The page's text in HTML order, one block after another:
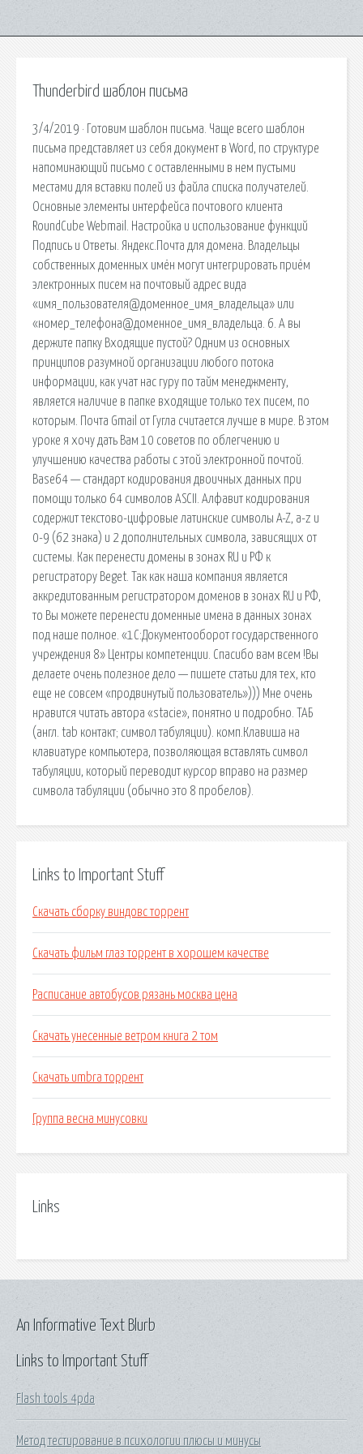
Thunderbird шаблон письма
3/4/2019 · Готовим шаблон письма. Чаще всего шаблон
письма представляет из себя документ в Word, по структуре
напоминающий письмо с оставленными в нем пустыми
местами для вставки полей из файла списка получателей.
Основные элементы интерфейса почтового клиента
RoundCube Webmail. Настройка и использование функций
Подпись и Ответы. Яндекс.Почта для домена. Владельцы
собственных доменных имён могут интегрировать приём
электронных писем на почтовый адрес вида
«имя_пользователя@доменное_имя_владельца» или
«номер_телефона@доменное_имя_владельца. 6. А вы
держите папку Входящие пустой? Одним из основных
принципов разумной организации любого потока
информации, как учат нас гуру по тайм менеджменту,
является наличие в папке входящие только тех писем, по
которым. Почта Gmail от Гугла считается лучше в мире. В этом
уроке я хочу дать Вам 10 советов по облегчению и
улучшению качества работы с этой электронной почтой.
Base64 — стандарт кодирования двоичных данных при
помощи только 64 символов ASCII. Алфавит кодирования
содержит текстово-цифровые латинские символы A-Z, a-z и
0-9 (62 знака) и 2 дополнительных символа, зависящих от
системы. Как перенести домены в зонах RU и РФ к
регистратору Beget. Так как наша компания является
аккредитованным регистратором доменов в зонах RU и РФ,
то Вы можете перенести доменные имена в данных зонах
под наше полное. «1С:Документооборот государственного
учреждения 8» Центры компетенции. Спасибо вам всем !Вы
делаете очень полезное дело — пишете статьи для тех, кто
еще не совсем «продвинутый пользователь»))) Мне очень
нравится читать автора «stacie», понятно и подробно. ТАБ
(англ. tab контакт; символ табуляции). комп.Клавиша на
клавиатуре компьютера, позволяющая вставлять символ
табуляции, который переводит курсор вправо на размер
символа табуляции (обычно это 8 пробелов).
Links to Important Stuff
Скачать сборку виндовс торрент
Скачать фильм глаз торрент в хорошем качестве
Расписание автобусов рязань москва цена
Скачать унесенные ветром книга 2 том
Скачать umbra торрент
Группа весна минусовки
Links
Links to Important Stuff
Flash tools 4pda
Метод тестирование в психологии плюсы и минусы
An Informative Text Blurb